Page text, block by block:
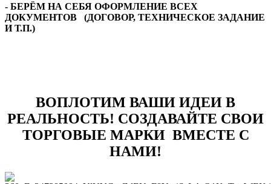
- БЕРЁМ НА СЕБЯ ОФОРМЛЕНИЕ ВСЕХ
ДОКУМЕНТОВ (ДОГОВОР, ТЕХНИЧЕСКОЕ ЗАДАНИЕ
И Т.П.)
ВОПЛОТИМ ВАШИ ИДЕИ В
РЕАЛЬНОСТЬ! СОЗДАВАЙТЕ СВОИ
ТОРГОВЫЕ МАРКИ ВМЕСТЕ С
НАМИ!